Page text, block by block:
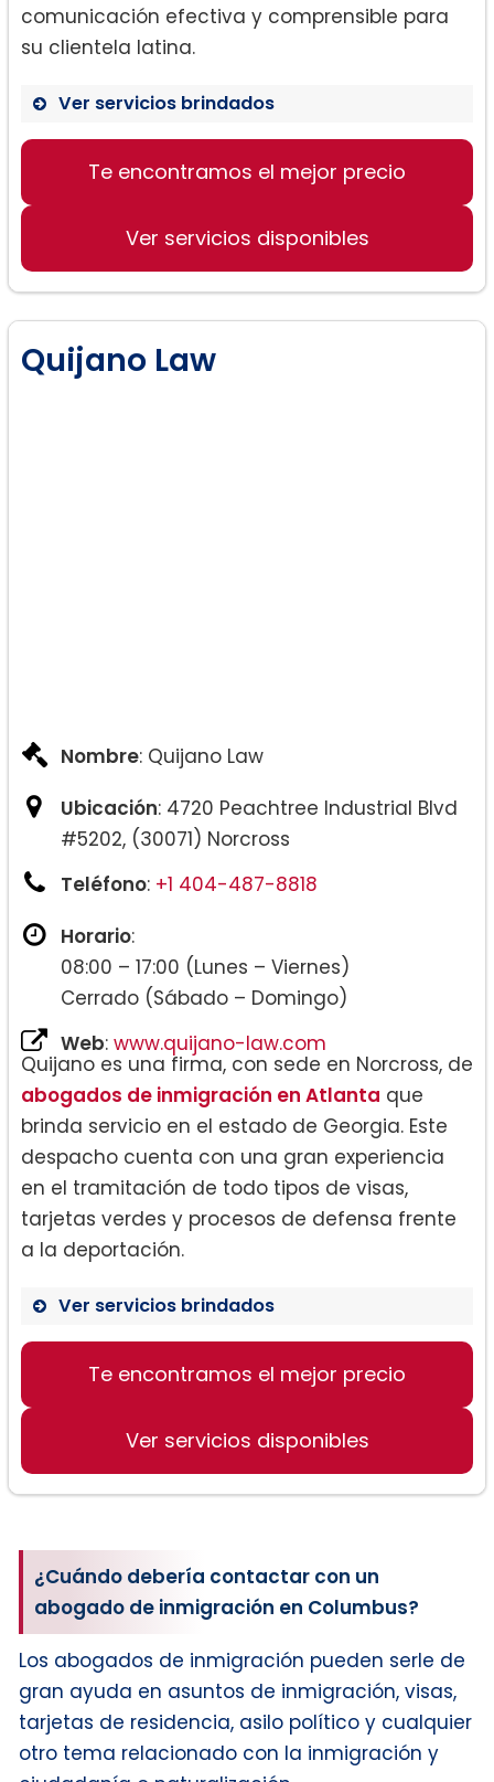
comunicación efectiva y comprensible para
su clientela latina.
Ver servicios brindados
Inmigración basada en la familia
(Removal)
Alivio humanitario
Litigación federal
Te encontramos el mejor precio
Ver servicios disponibles
Quijano Law
Nombre: Quijano Law
Ubicación: 4720 Peachtree Industrial Blvd
#5202, (30071) Norcross
Teléfono: +1 404-487-8818
Horario:
08:00 – 17:00 (Lunes – Viernes)
Cerrado (Sábado – Domingo)
Web: www.quijano-law.com
Quijano es una firma, con sede en Norcross, de
abogados de inmigración en Atlanta que
brinda servicio en el estado de Georgia. Este
despacho cuenta con una gran experiencia
en el tramitación de todo tipos de visas,
tarjetas verdes y procesos de defensa frente
a la deportación.
Ver servicios brindados
Visas de Inmigrantes
Procedimientos de Deportación
Green CArds
Te encontramos el mejor precio
Ver servicios disponibles
¿Cuándo debería contactar con un
abogado de inmigración en Columbus?
Los abogados de inmigración pueden serle de
gran ayuda en asuntos de inmigración, visas,
tarjetas de residencia, asilo político y cualquier
otro tema relacionado con la inmigración y